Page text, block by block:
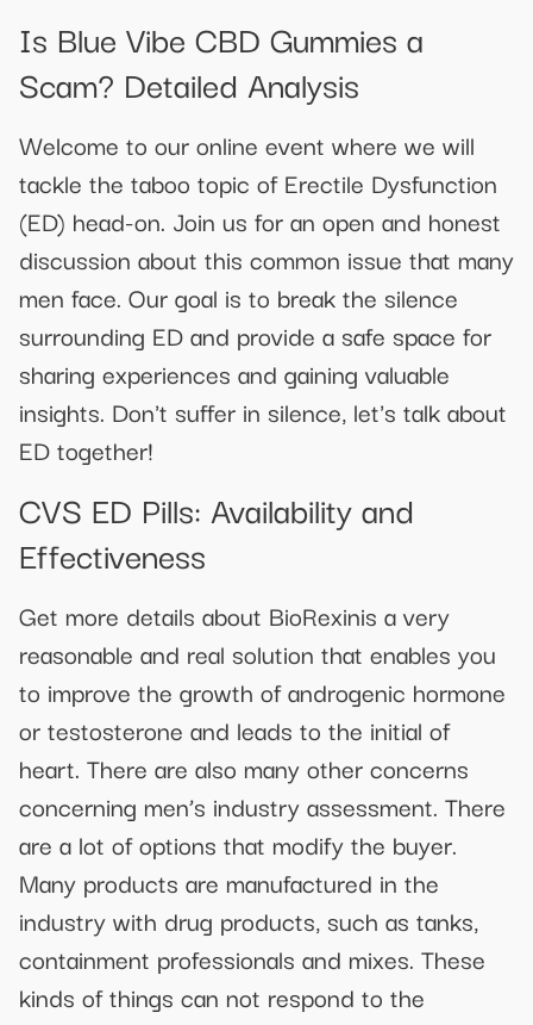
Is Blue Vibe CBD Gummies a
Scam? Detailed Analysis
Welcome to our online event where we will
tackle the taboo topic of Erectile Dysfunction
(ED) head-on. Join us for an open and honest
discussion about this common issue that many
men face. Our goal is to break the silence
surrounding ED and provide a safe space for
sharing experiences and gaining valuable
insights. Don't suffer in silence, let's talk about
ED together!
CVS ED Pills: Availability and
Effectiveness
Get more details about BioRexinis a very
reasonable and real solution that enables you
to improve the growth of androgenic hormone
or testosterone and leads to the initial of
heart. There are also many other concerns
concerning men’s industry assessment. There
are a lot of options that modify the buyer.
Many products are manufactured in the
industry with drug products, such as tanks,
containment professionals and mixes. These
kinds of things can not respond to the